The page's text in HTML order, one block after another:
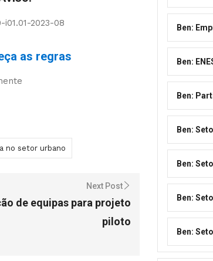
i01.01-2023-08
as regras
no setor urbano
Next Post
de equipas para projeto
piloto
Ben:
Ben:
Ben:
Ben:
Ben:
Ben:
Ben: